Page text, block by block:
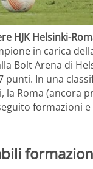
HJK Helsinki-
in carica
Bolt Arena di
In una
la Roma (ancora
formazioni e